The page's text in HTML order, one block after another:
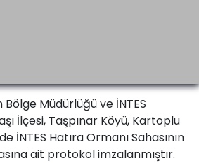
Müdürlüğü ve İNTES
İlçesi, Taşpınar Köyü, Kartoplu
İNTES Hatıra Ormanı Sahasının
ait protokol imzalanmıştır.